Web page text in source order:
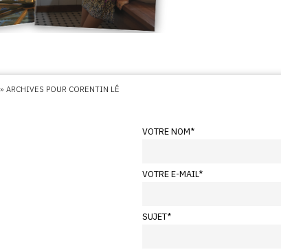
»ARCHIVES POUR CORENTIN LÊ
VOTRE NOM*
VOTRE E-MAIL*
SUJET*